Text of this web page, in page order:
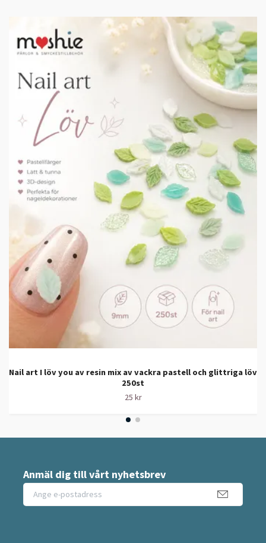
Nail art I löv you av resin mix av vackra pastell och glittriga löv
250st
25 kr
Anmäl dig till vårt nyhetsbrev